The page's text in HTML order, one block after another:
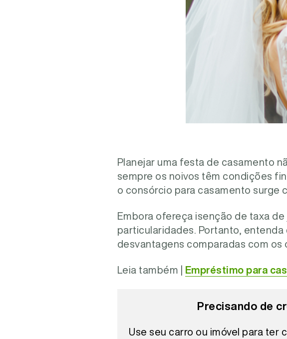
Planejar uma festa de casamento
sempre os noivos têm condições
o consórcio para casamento surge
Embora ofereça isenção de taxa
particularidades. Portanto,
desvantagens comparadas com os
Leia também | Empréstimo para
Precisando de
Use seu carro ou imóvel para ter